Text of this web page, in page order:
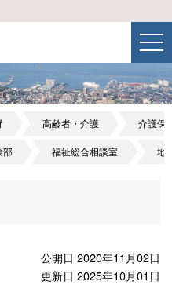
高齢者・介護 介護保
部 福祉総合相談室 地
公開日 2020年11月02日
更新日 2025年10月01日